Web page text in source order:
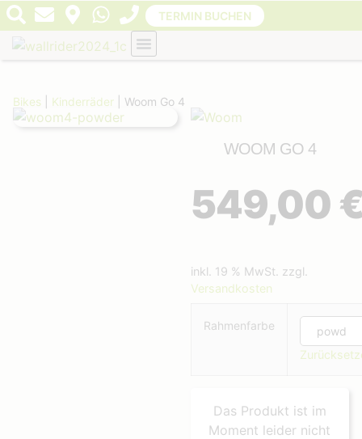
TERMIN BUCHEN
Bikes Kinderräder | Woom Go 4
WOOM GO 4
549,00
inkl. 19 % MwSt. zzgl.
Versandkosten
Rahmenfarbe
Das Produkt ist im
Moment leider nicht